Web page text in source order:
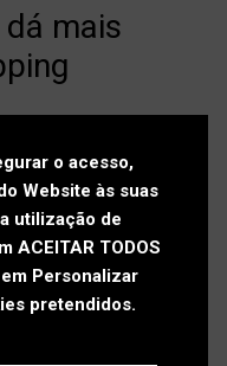
mais
de promoção e
passado fim de
durante os dois
Leitão da
aderentes ao
o acesso,
Website às suas
utilização de
ACEITAR TODOS
Personalizar
pretendidos.